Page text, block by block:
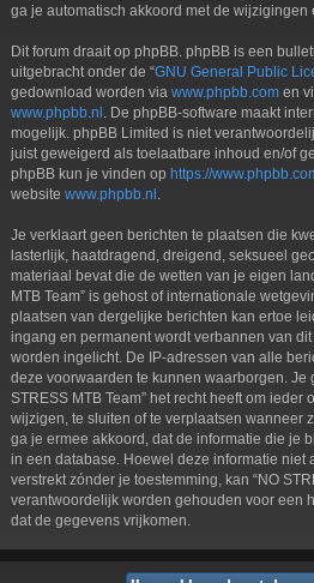
ga je automatisch akkoord met de wijzigingen
Dit forum draait op phpBB. phpBB is een
uitgebracht onder de “GNU General Public
gedownload worden via www.phpbb.com en
www.phpbb.nl . De phpBB-software maakt
mogelijk. phpBB Limited is niet
juist geweigerd als toelaatbare inhoud en/of
phpBB kun je vinden op https://
website www.phpbb.nl
Je verklaart geen berichten te plaatsen die
lasterlijk, haatdragend, dreigend, seksueel
materiaal bevat die de wetten van je eigen
MTB Team” is gehost of internationale
plaatsen van dergelijke berichten kan ertoe
ingang en permanent wordt verbannen van
worden ingelicht. De IP-adressen van alle
deze voorwaarden te kunnen waarborgen. Je
STRESS MTB Team” het recht heeft om ieder
wijzigen, te sluiten of te verplaatsen wanneer
ga je ermee akkoord, dat de informatie die je
in een database. Hoewel deze informatie niet
verstrekt zónder je toestemming, kan “NO
verantwoordelijk worden gehouden voor een
dat de gegevens vrijkomen.